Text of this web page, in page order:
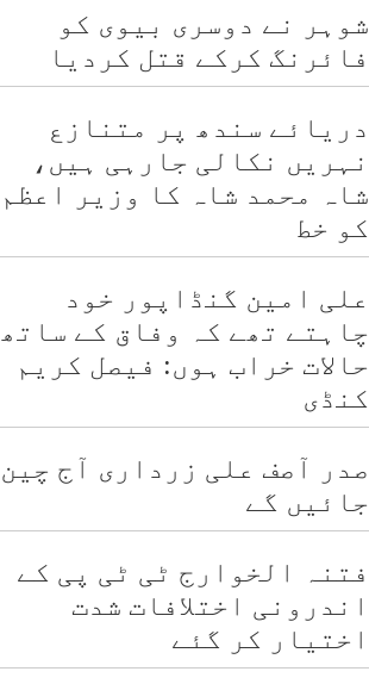
شوہر نے دوسری بیوی کو
فائرنگ کرکے قتل کردیا
دریائے سندھ پر متنازع
نہریں نکالی جارہی ہیں،
شاہ محمد شاہ کا وزیر اعظم
کو خط
علی امین گنڈاپور خود
چاہتے تھے کہ وفاق کے ساتھ
حالات خراب ہوں: فیصل کریم
کنڈی
صدر آصف علی زرداری آج چین
جائیں گے
فتنہ الخوارج ٹی ٹی پی کے
اندرونی اختلافات شدت
اختیار کر گئے